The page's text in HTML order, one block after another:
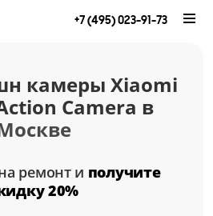
+7 (495) 023-91-73
камеры Xiaomi
Camera в
ремонт и получите
20%